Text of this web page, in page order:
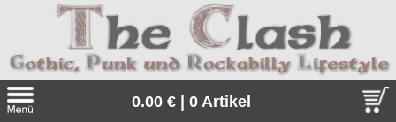
0.00 € | 0 Artikel